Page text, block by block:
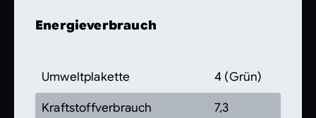
Energieverbrauch
Umweltplakette 4 (Grün)
Kraftstoffverbrauch
7,3